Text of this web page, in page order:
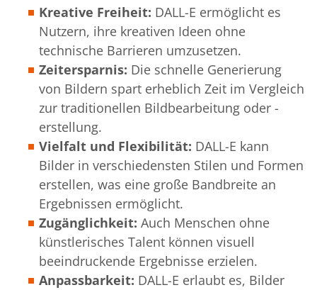
Kreative Freiheit: DALL-E ermöglicht es
Nutzern, ihre kreativen Ideen ohne
technische Barrieren umzusetzen.
Zeitersparnis: Die schnelle Generierung
von Bildern spart erheblich Zeit im Vergleich
zur traditionellen Bildbearbeitung oder -
erstellung.
Vielfalt und Flexibilität: DALL-E kann
Bilder in verschiedensten Stilen und Formen
erstellen, was eine große Bandbreite an
Ergebnissen ermöglicht.
Zugänglichkeit: Auch Menschen ohne
künstlerisches Talent können visuell
beeindruckende Ergebnisse erzielen.
Anpassbarkeit: DALL-E erlaubt es, Bilder